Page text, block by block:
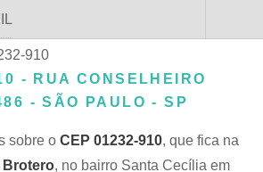
910
- RUA CONSELHEIRO
- SÃO PAULO - SP
sobre o CEP 01232-910, que fica na
Brotero, no bairro Santa Cecília em